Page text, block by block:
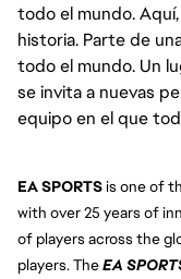
todo el mundo.
historia. Parte de
todo el mundo. Un
se invita a nuevas
equipo en el que
EA SPORTS is one of
with over 25 years of
of players across the
players. The EA